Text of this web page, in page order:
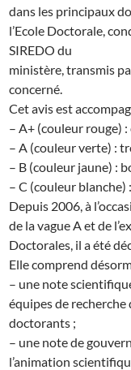
dans les principaux
l’Ecole Doctorale,
SIREDO du
ministère, transmis
concerné.
Cet avis est
– A+ (couleur rouge)
– A (couleur verte) :
– B (couleur jaune) :
– C (couleur blanche)
Depuis 2006, à
de la vague A et de
Doctorales, il a été
Elle comprend
– une note
équipes de
doctorants ;
– une note de
l’animation